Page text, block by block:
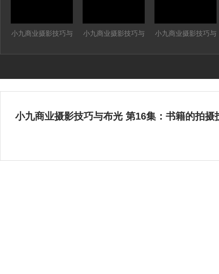
小九商业摄影技巧与
创意拍摄
小九商业摄影技巧与
地的香水拍摄
小九商业摄影技巧与
拍摄技巧
小九商业摄影技巧与布光 第16集：书籍的拍摄